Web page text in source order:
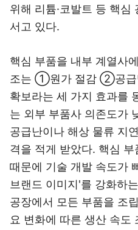
위해 리튬·코발트 등 핵
서고 있다.
핵심 부품을 내부 계열사
조는 ①원가 절감 ②공급
확보라는 세 가지 효과를
는 외부 부품사 의존도가
공급난이나 해상 물류 지
격을 적게 받았다. 핵심 부
때문에 기술 개발 속도가
브랜드 이미지'를 강화하
공장에서 모든 부품을 조
요 변화에 따른 생산 속도